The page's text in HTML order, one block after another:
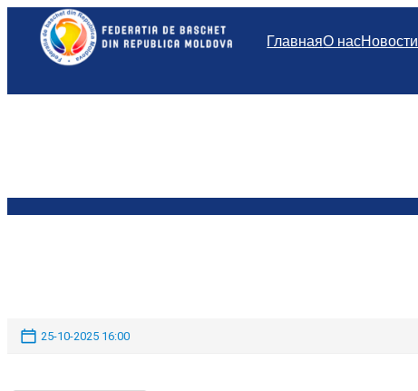
Перейти
содержимому
ГлавнаяО насНовости
25-10-2025 16:00